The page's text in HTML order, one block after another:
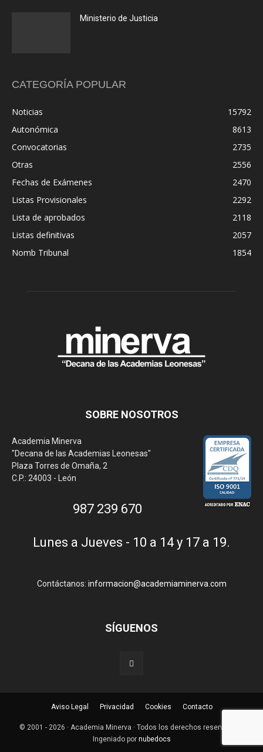
Ministerio de Justicia
CATEGORÍA POPULAR
Noticias
15792
Autonómica
8613
Convocatorias
2735
Otras
2556
Fechas de Exámenes
2470
Listas Provisionales
2292
Lista de aprobados
2118
Listas definitivas
2057
Nomb Tribunal
1854
SOBRE NOSOTROS
Academia Minerva
"Decana de las Academias Leonesas"
Plaza Torres de Omaña, 2
C.P.: 24003 - León
987 239 670
Lunes a Jueves - 10 a 14 y 17 a 19.
Contáctanos: informacion@academiaminerva.com
SÍGUENOS
Aviso Legal Privacidad Cookies Contacto
© 2001 - 2026 · Academia Minerva · Todos los derechos reservados ·
Ingeniado por nubedocs